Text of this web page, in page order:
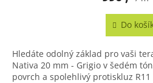
Do
Hledáte odolný základ pro vaši
Nativa 20 mm - Grigio v šedém
povrch a spolehlivý protiskluz